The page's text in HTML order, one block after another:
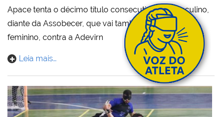
Apace tenta o décimo título consecutivo no masculino,
diante da Assobecer, que vai também à decisão no
feminino, contra a Adevirn
Leia mais…